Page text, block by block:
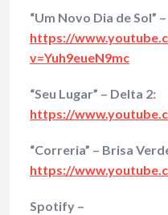
“Um Novo Dia de Sol”
https://
v=Yuh9eueN9mc
“Seu Lugar” – Delta 2:
https://
“Correria” – Brisa
https://
Spotify –